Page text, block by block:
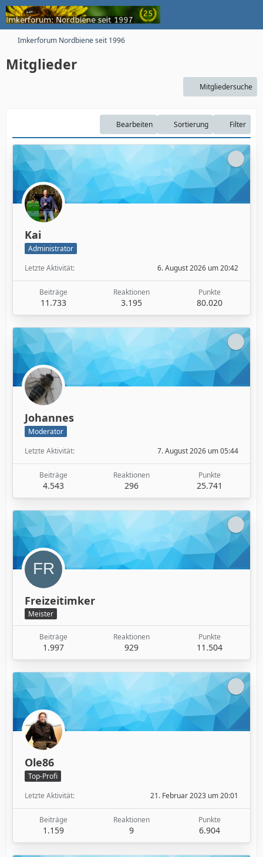
Imkerforum Nordbiene seit 1996
Mitglieder
Mitgliedersuche
Bearbeiten Sortierung Filter
Kai
Administrator
Letzte Aktivität
6. August 2026 um 20:42
Beiträge
11.733
Reaktionen
3.195
Punkte
80.020
Johannes
Moderator
Letzte Aktivität
7. August 2026 um 05:44
Beiträge
4.543
Reaktionen
296
Punkte
25.741
Freizeitimker
Meister
Beiträge
1.997
Reaktionen
929
Punkte
11.504
Ole86
Top-Profi
Letzte Aktivität
21. Februar 2023 um 20:01
Beiträge
1.159
Reaktionen
9
Punkte
6.904